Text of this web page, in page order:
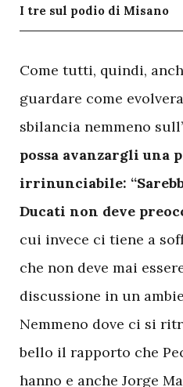
I tre sul podio di Misano
Come tutti, quindi,
guardare come
sbilancia nemmeno sull’
possa avanzargli una
irrinunciabile:
Ducati non deve
cui invece ci tiene a
che non deve mai
discussione in un
Nemmeno dove ci si
bello il rapporto che
hanno e anche Jorge